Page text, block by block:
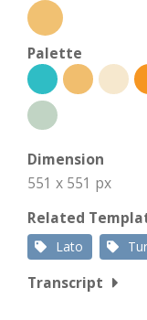
Palette
Dimension
551 x 551 px
Related
Lato
Transcript